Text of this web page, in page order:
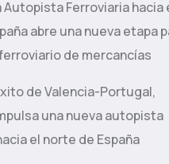
Autopista Ferroviaria hacia
abre una nueva etapa
de mercancías
de Valencia-Portugal,
una nueva autopista
el norte de España